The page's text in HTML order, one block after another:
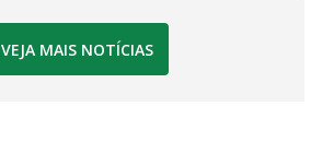
VEJA MAIS NOTÍCIAS